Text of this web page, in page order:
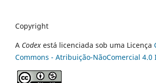
Copyright
A Codex está licenciada sob uma Licença
Commons - Atribuição-NãoComercial